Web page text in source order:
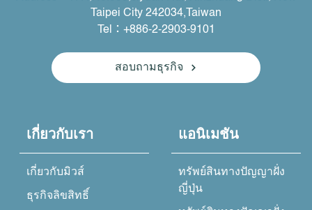
Taipei City 242034,Taiwan
Tel：+886-2-2903-9101
สอบถามธุรกิจ
เกี่ยวกับเรา
เกี่ยวกับมิวส์
ธุรกิจลิขสิทธิ์
แอนิเมชัน
ทรัพย์สินทางปัญญาฝั่ง
ญี่ปุ่น